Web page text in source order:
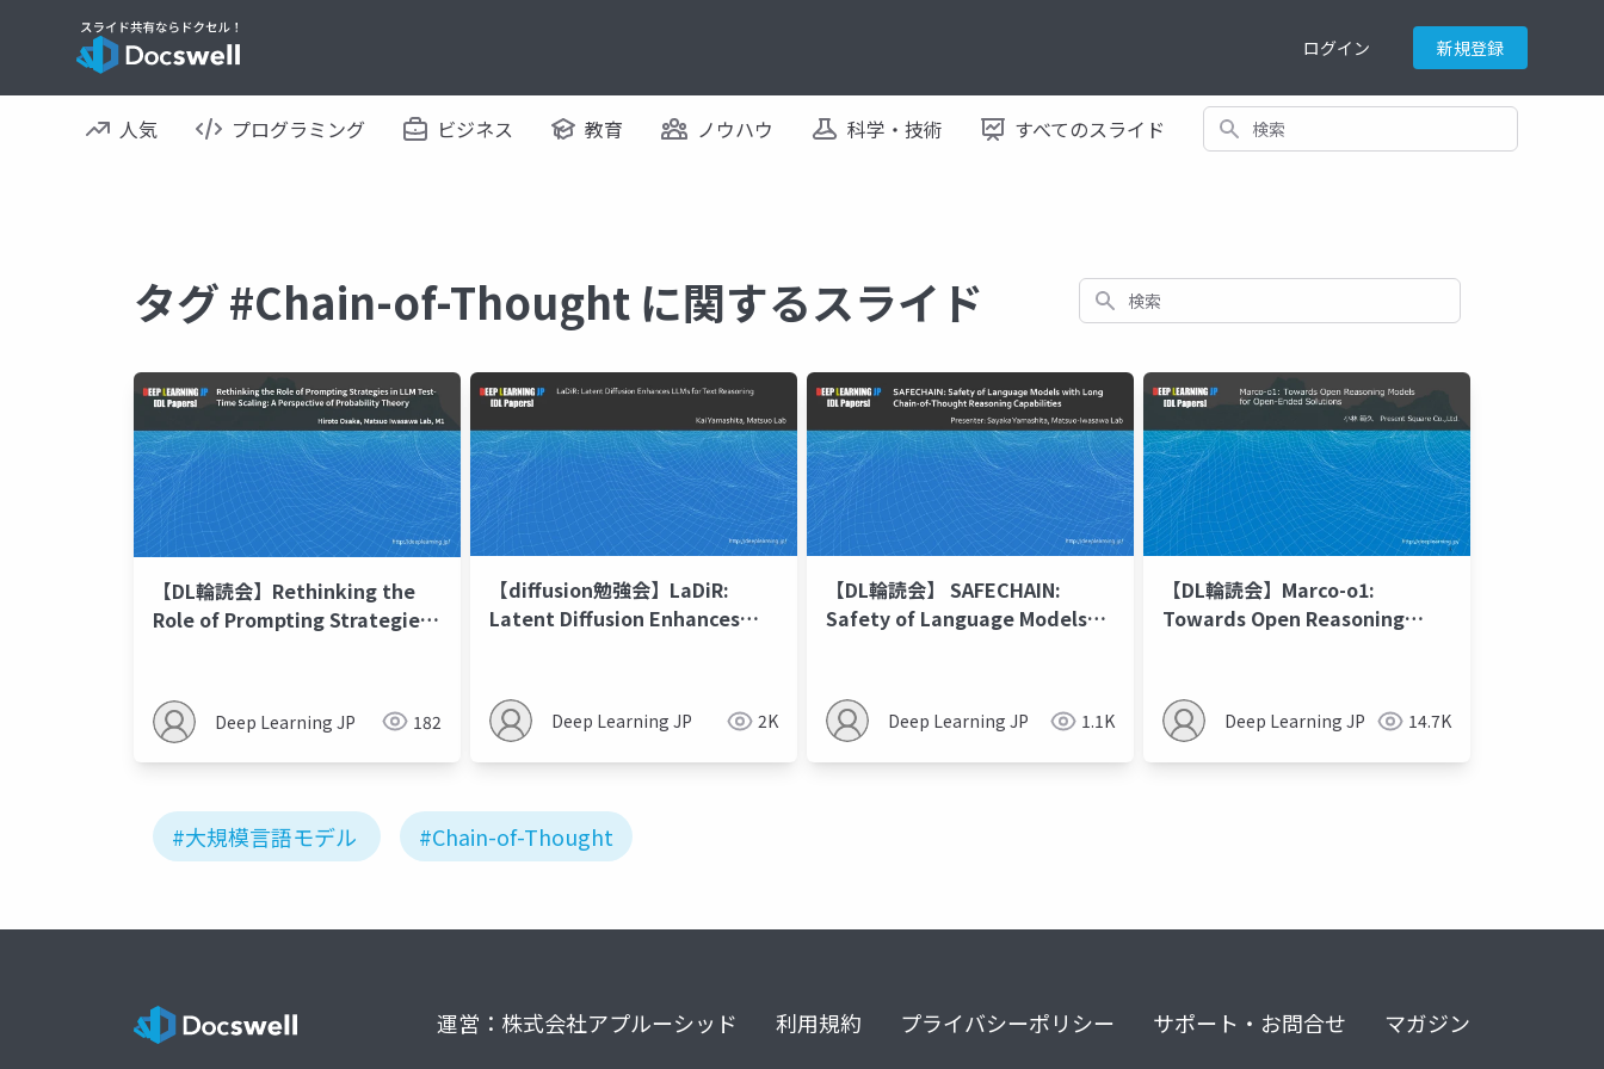
ログイン 新規登録
人気 プログラミング ビジネス 教育 ノウハウ 科学・技術 すべてのスライド 検索
タグ #Chain-of-Thought に関するスライド 検索
【DL輪読会】Rethinking the
Role of Prompting Strategies
Theory
Deep Learning JP 182
【diffusion勉強会】LaDiR:
Latent Diffusion Enhances
Deep Learning JP 2K
【DL輪読会】 SAFECHAIN:
Safety of Language Models
Deep Learning JP 1.1K
【DL輪読会】Marco-o1:
Towards Open Reasoning
Deep Learning JP 14.7K
#大規模言語モデル #Chain-of-Thought
運営：株式会社アプルーシッド 利用規約 プライバシーポリシー サポート・お問合せ マガジン